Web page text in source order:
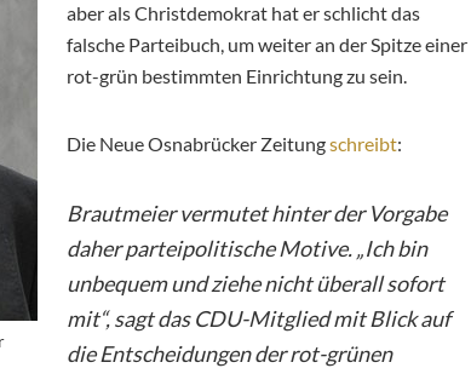
aber als Christdemokrat hat er schlicht das
falsche Parteibuch, um weiter an der Spitze einer
rot-grün bestimmten Einrichtung zu sein.
Die Neue Osnabrücker Zeitungschreibt:
Brautmeier vermutet hinter der Vorgabe
daher parteipolitische Motive. „Ich bin
unbequem und ziehe nicht überall sofort
mit“, sagt das CDU-Mitglied mit Blick auf
die Entscheidungen der rot-grünen